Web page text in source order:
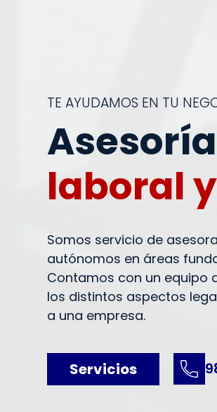
TE AYUDAMOS EN TU
Asesoría
laboral
Somos servicio de
autónomos en áreas
Contamos con un equipo
los distintos aspectos
a una empresa.
Servicios